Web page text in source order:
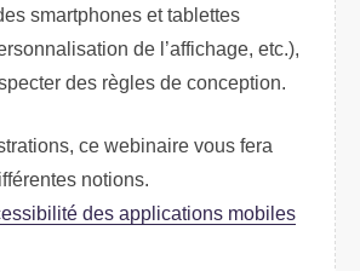
smartphones et tablettes
de l’affichage, etc.),
des règles de conception.
ce webinaire vous fera
notions.
des applications mobiles